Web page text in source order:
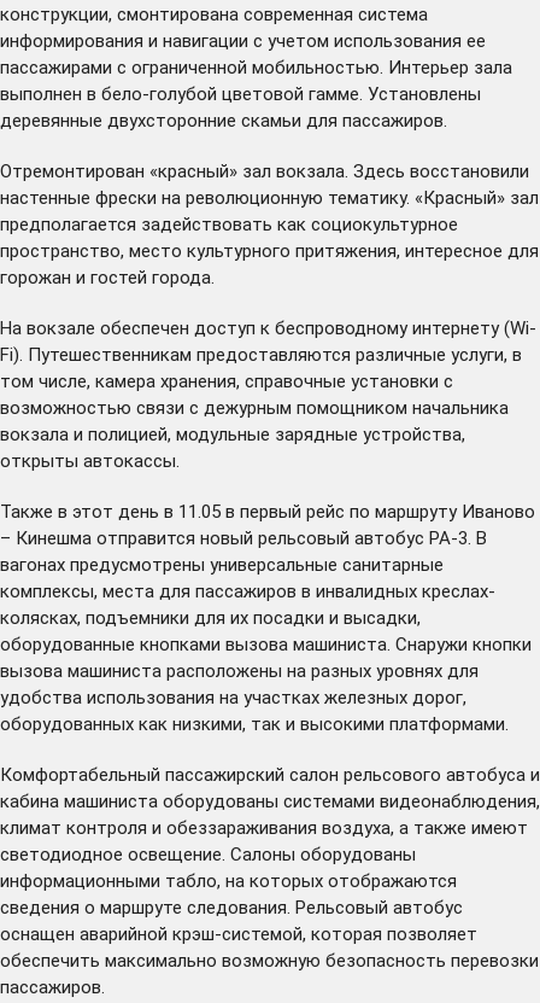
конструкции, смонтирована современная система
информирования и навигации с учетом использования ее
пассажирами с ограниченной мобильностью. Интерьер зала
выполнен в бело-голубой цветовой гамме. Установлены
деревянные двухсторонние скамьи для пассажиров.
Отремонтирован «красный» зал вокзала. Здесь восстановили
настенные фрески на революционную тематику. «Красный» зал
предполагается задействовать как социокультурное
пространство, место культурного притяжения, интересное для
горожан и гостей города.
На вокзале обеспечен доступ к беспроводному интернету (Wi-
Fi). Путешественникам предоставляются различные услуги, в
том числе, камера хранения, справочные установки с
возможностью связи с дежурным помощником начальника
вокзала и полицией, модульные зарядные устройства,
открыты автокассы.
Также в этот день в 11.05 в первый рейс по маршруту Иваново
– Кинешма отправится новый рельсовый автобус РА-3. В
вагонах предусмотрены универсальные санитарные
комплексы, места для пассажиров в инвалидных креслах-
колясках, подъемники для их посадки и высадки,
оборудованные кнопками вызова машиниста. Снаружи кнопки
вызова машиниста расположены на разных уровнях для
удобства использования на участках железных дорог,
оборудованных как низкими, так и высокими платформами.
Комфортабельный пассажирский салон рельсового автобуса и
кабина машиниста оборудованы системами видеонаблюдения,
климат контроля и обеззараживания воздуха, а также имеют
светодиодное освещение. Салоны оборудованы
информационными табло, на которых отображаются
сведения о маршруте следования. Рельсовый автобус
оснащен аварийной крэш-системой, которая позволяет
обеспечить максимально возможную безопасность перевозки
пассажиров.